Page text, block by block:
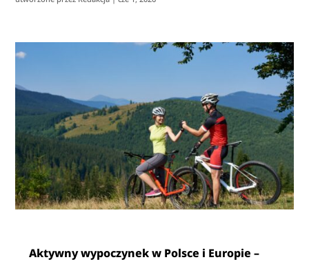
Aktywny wypoczynek w Polsce i Europie –